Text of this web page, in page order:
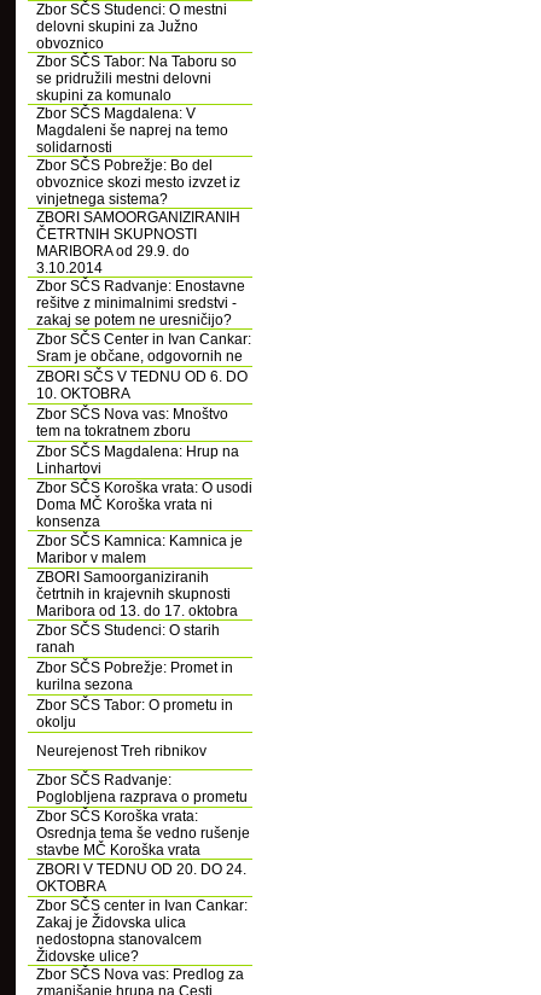
Zbor SČS Studenci: O mestni
delovni skupini za Južno
obvoznico
Zbor SČS Tabor: Na Taboru so
se pridružili mestni delovni
skupini za komunalo
Zbor SČS Magdalena: V
Magdaleni še naprej na temo
solidarnosti
Zbor SČS Pobrežje: Bo del
obvoznice skozi mesto izvzet iz
vinjetnega sistema?
ZBORI SAMOORGANIZIRANIH
ČETRTNIH SKUPNOSTI
MARIBORA od 29.9. do
3.10.2014
Zbor SČS Radvanje: Enostavne
rešitve z minimalnimi sredstvi -
zakaj se potem ne uresničijo?
Zbor SČS Center in Ivan Cankar:
Sram je občane, odgovornih ne
ZBORI SČS V TEDNU OD 6. DO
10. OKTOBRA
Zbor SČS Nova vas: Mnoštvo
tem na tokratnem zboru
Zbor SČS Magdalena: Hrup na
Linhartovi
Zbor SČS Koroška vrata: O usodi
Doma MČ Koroška vrata ni
konsenza
Zbor SČS Kamnica: Kamnica je
Maribor v malem
ZBORI Samoorganiziranih
četrtnih in krajevnih skupnosti
Maribora od 13. do 17. oktobra
Zbor SČS Studenci: O starih
ranah
Zbor SČS Pobrežje: Promet in
kurilna sezona
Zbor SČS Tabor: O prometu in
okolju
Neurejenost Treh ribnikov
Zbor SČS Radvanje:
Poglobljena razprava o prometu
Zbor SČS Koroška vrata:
Osrednja tema še vedno rušenje
stavbe MČ Koroška vrata
ZBORI V TEDNU OD 20. DO 24.
OKTOBRA
Zbor SČS center in Ivan Cankar:
Zakaj je Židovska ulica
nedostopna stanovalcem
Židovske ulice?
Zbor SČS Nova vas: Predlog za
zmanjšanje hrupa na Cesti